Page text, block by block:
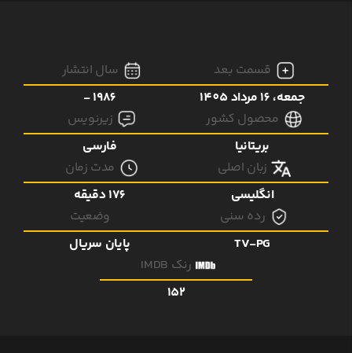
قسمت بعد
جمعه، 16 مرداد 1405
سال انتشار
1986 -
محصول کشور
بریتانیا
زیرنویس
فارسی
زبان اصلی
انگلیسی
مدت زمان
176 دقیقه
رده سنی
TV-PG
وضعیت
پایان سریال
رنک IMDB
152